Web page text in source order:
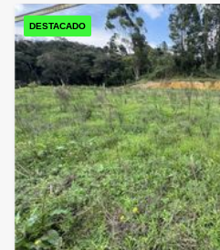
DESTACADO